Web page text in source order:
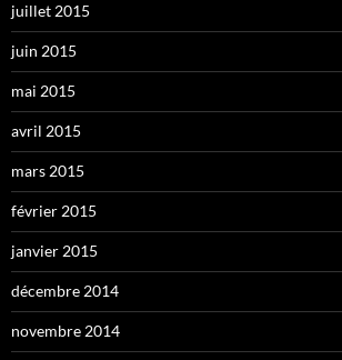
juillet 2015
juin 2015
mai 2015
avril 2015
mars 2015
février 2015
janvier 2015
décembre 2014
novembre 2014